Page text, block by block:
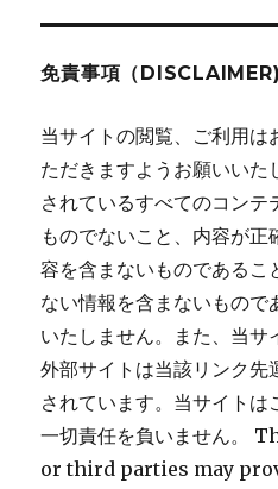
ン
免責事項（DISCLAIMER)
当サイトの閲覧、ご利用は
ただきますようお願いいた
されているすべてのコンテ
ものでないこと、内容が
容を含まないものであるこ
ない情報を含まないもので
いたしません。また、当サ
外部サイトは当該リンク先
されています。当サイトは
一切責任を負いません。
or third parties may